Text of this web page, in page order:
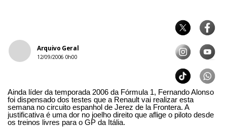
Arquivo Geral
12/09/2006 0h00
Ainda líder da temporada 2006 da Fórmula 1, Fernando Alonso
foi dispensado dos testes que a Renault vai realizar esta
semana no circuito espanhol de Jerez de la Frontera. A
justificativa é uma dor no joelho direito que aflige o piloto desde
os treinos livres para o GP da Itália.